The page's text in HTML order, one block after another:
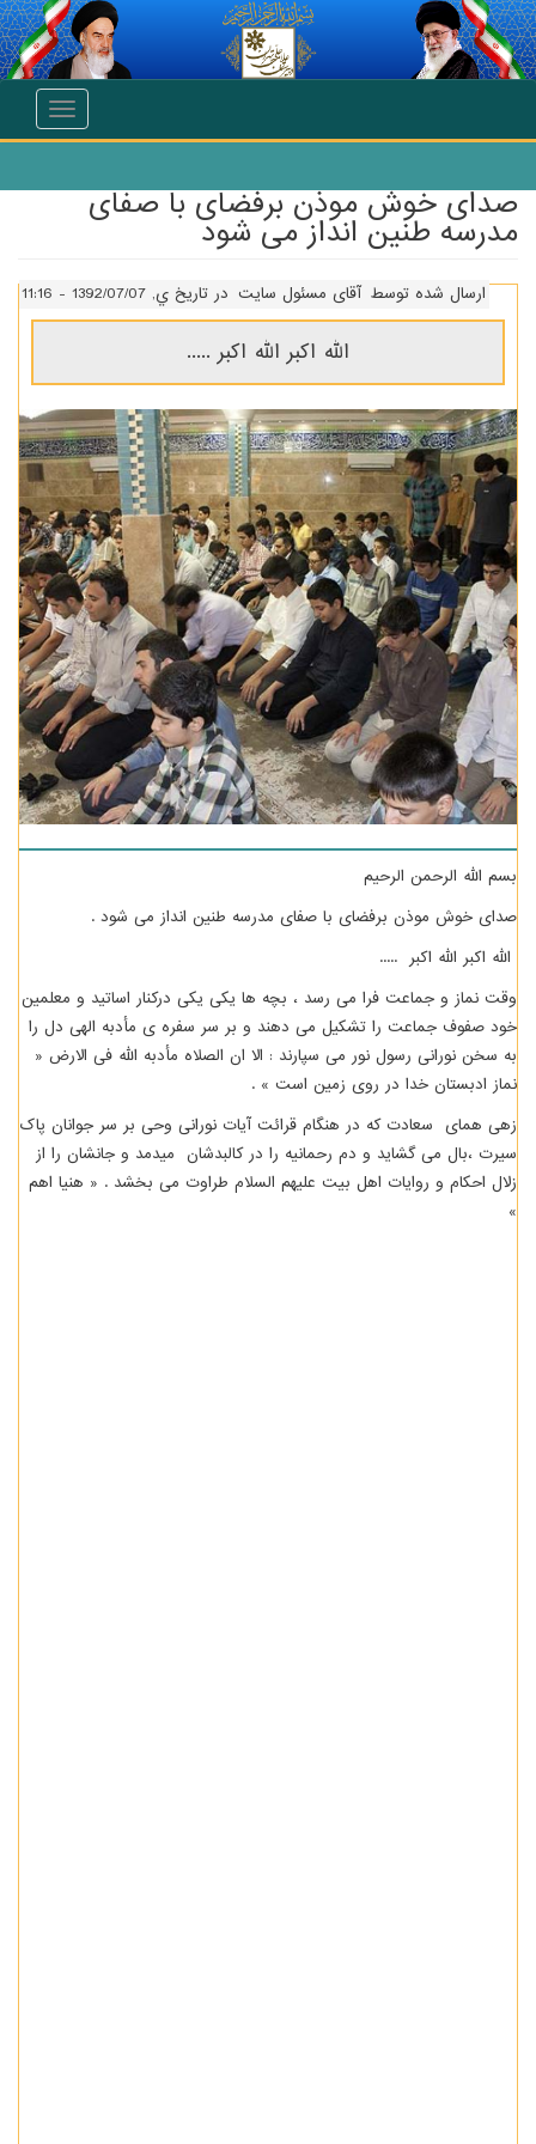
انتقال به محتوای اصلی
Toggle
صدای خوش موذن برفضای با صفای
مدرسه طنین انداز می شود
ارسال شده توسط آقای مسئول سایت در تاریخ ي, 1392/07/07 - 11:16
الله اکبر الله اکبر .....
بسم الله الرحمن الرحیم
صدای خوش موذن برفضای با صفای مدرسه طنین انداز می شود .
الله اکبر الله اکبر .....
وقت نماز و جماعت فرا می رسد ، بچه ها یکی یکی درکنار اساتید و معلمین
خود صفوف جماعت را تشکیل می دهند و بر سر سفره ی مأدبه الهی دل را
به سخن نورانی رسول نور می سپارند : الا ان الصلاه مأدبه الله فی الارض «
نماز ادبستان خدا در روی زمین است » .
زهی همای سعادت که در هنگام قرائت آیات نورانی وحی بر سر جوانان پاک
سیرت ،بال می گشاید و دم رحمانیه را در کالبدشان میدمد و جانشان را از
زلال احکام و روایات اهل بیت علیهم السلام طراوت می بخشد . « هنیا اهم
»